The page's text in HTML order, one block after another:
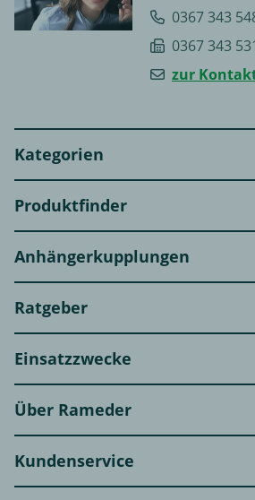
0367 343
0367 343
zur
Kategorien
Produktfinder
Anhängerkupplungen
Ratgeber
Einsatzzwecke
Über Rameder
Kundenservice